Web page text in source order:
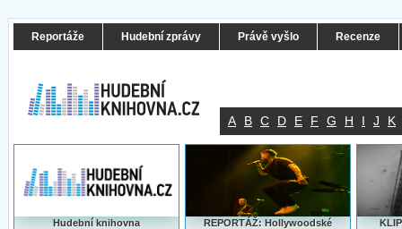
Reportáže Hudební zprávy Právě vyšlo Recenze
A B C D E F G H I J K
Hudební knihovna
REPORTÁŽ: Hollywoodské